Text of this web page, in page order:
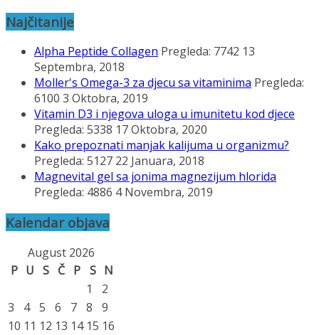
Najčitanije
Alpha Peptide Collagen Pregleda: 7742 13
Septembra, 2018
Moller's Omega-3 za djecu sa vitaminima Pregleda:
6100 3 Oktobra, 2019
Vitamin D3 i njegova uloga u imunitetu kod djece
Pregleda: 5338 17 Oktobra, 2020
Kako prepoznati manjak kalijuma u organizmu?
Pregleda: 5127 22 Januara, 2018
Magnevital gel sa jonima magnezijum hlorida
Pregleda: 4886 4 Novembra, 2019
Kalendar objava
August 2026
P U S Č P S N
1
2
3
4 5 6 7 8
9
10 11 12 13 14 15 16